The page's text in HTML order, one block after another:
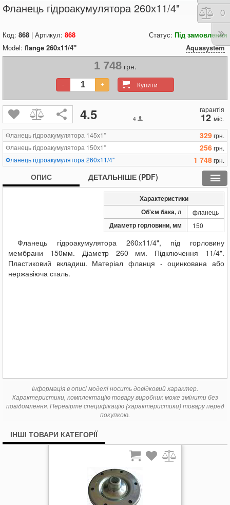
Фланець гідроакумулятора 260х11/4"
Код: 868 | Артикул: 868 Статус: Під замовлення
Model: flange 260х11/4" Aquasystem
1 748грн.
Купити
- +
4.5 4
гарантія
12 міс.
Фланець гідроакумулятора 145х1"
329грн.
Фланець гідроакумулятора 150х1"
256грн.
Фланець гідроакумулятора 260х11/4"
1 748грн.
ОПИС ДЕТАЛЬНІШЕ (PDF)
Характеристики
Об'єм бака, л
фланець
Диаметр горловини, мм 150
Фланець гідроакумулятора 260х11/4", під горловину
мембрани 150мм. Діаметр 260 мм. Підключення 11/4".
Пластиковий вкладиш. Матеріал фланця - оцинкована або
нержавіюча сталь.
Інформація в описі моделі носить довідковий характер.
Характеристики, комплектацію товару виробник може змінити без
повідомлення. Перевірте специфікацію (характеристики) товару перед
покупкою.
ІНШІ ТОВАРИ КАТЕГОРІЇ
0